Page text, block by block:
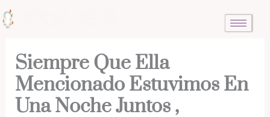
Skip
to
Siempre Que Ella
Mencionado Estuvimos En
Una Noche Juntos ,